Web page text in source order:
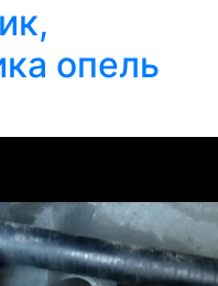
опель